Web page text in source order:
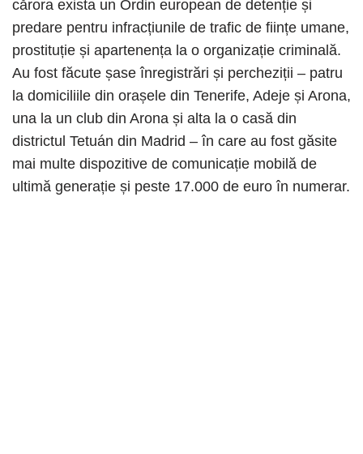
cărora exista un Ordin european de detenție și
predare pentru infracțiunile de trafic de ființe umane,
prostituție și apartenența la o organizație criminală.
Au fost făcute șase înregistrări și percheziții – patru
la domiciliile din orașele din Tenerife, Adeje și Arona,
una la un club din Arona și alta la o casă din
districtul Tetuán din Madrid – în care au fost găsite
mai multe dispozitive de comunicație mobilă de
ultimă generație și peste 17.000 de euro în numerar.